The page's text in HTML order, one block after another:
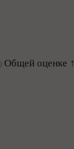
Общей оценке ↑